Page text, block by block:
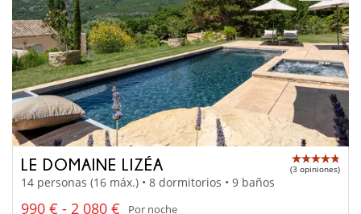
LE DOMAINE LIZÉA (3 opiniones)
14 personas (16 máx.) • 8 dormitorios • 9 baños
990 € - 2 080 €
Por noche